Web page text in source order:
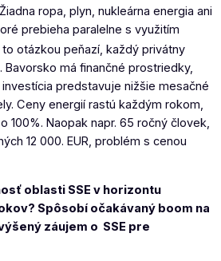
ropa, plyn, nukleárna energia ani
prebieha paralelne s využitím
otázkou peňazí, každý privátny
má finančné prostriedky,
predstavuje nižšie mesačné
Ceny energií rastú každým rokom,
100%. Naopak napr. 65 ročný človek,
12 000. EUR, problém s cenou
oblasti SSE v horizontu
Spôsobí očakávaný boom na
záujem o SSE pre